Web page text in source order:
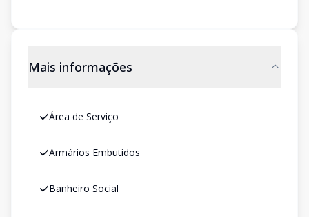
Mais informações
Área de Serviço
Armários Embutidos
Banheiro Social